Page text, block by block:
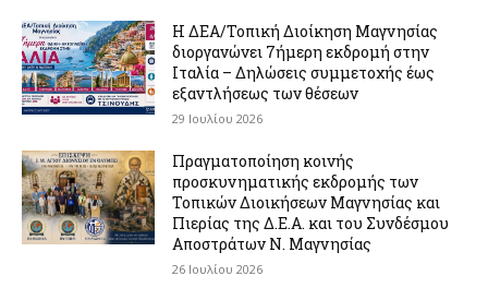
Η ΔΕΑ/Τοπική Διοίκηση Μαγνησίας
διοργανώνει 7ήμερη εκδρομή στην
Ιταλία – Δηλώσεις συμμετοχής έως
εξαντλήσεως των θέσεων
29 Ιουλίου 2026
Πραγματοποίηση κοινής
προσκυνηματικής εκδρομής των
Τοπικών Διοικήσεων Μαγνησίας και
Πιερίας της Δ.Ε.Α. και του Συνδέσμου
Αποστράτων Ν. Μαγνησίας
26 Ιουλίου 2026